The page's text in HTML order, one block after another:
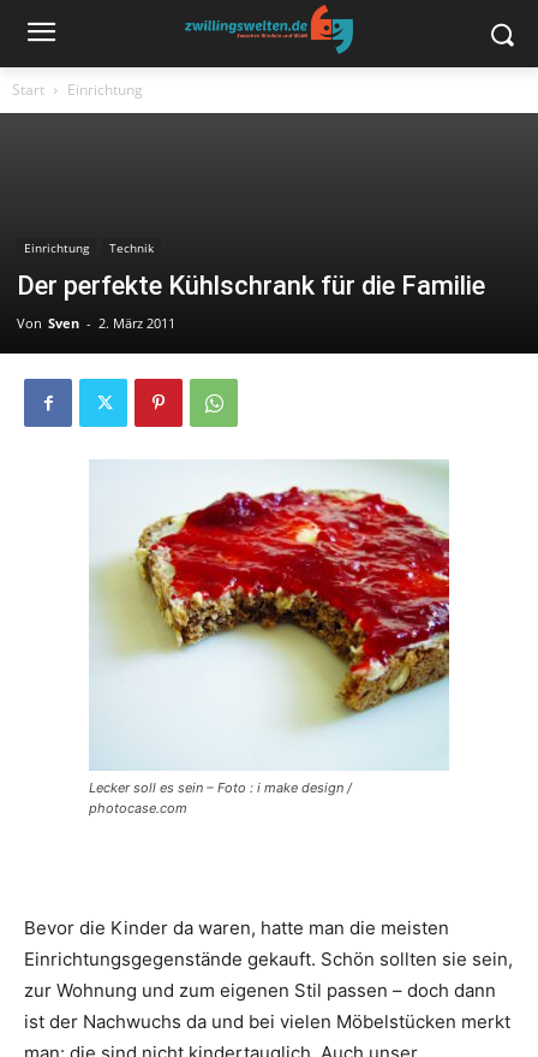
Start Einrichtung
Einrichtung Technik
Der perfekte Kühlschrank für die Familie
Von Sven - 2. März 2011
Lecker soll es sein – Foto : i make design /
photocase.com
Bevor die Kinder da waren, hatte man die meisten
Einrichtungsgegenstände gekauft. Schön sollten sie sein,
zur Wohnung und zum eigenen Stil passen – doch dann
ist der Nachwuchs da und bei vielen Möbelstücken merkt